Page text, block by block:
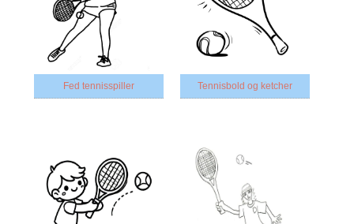
Fed tennisspiller Tennisbold og ketcher